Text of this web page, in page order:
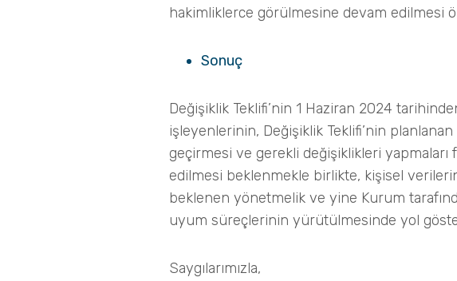
hakimliklerce görülmesine devam edilmesi
Sonuç
Değişiklik Teklifi’nin 1 Haziran 2024
işleyenlerinin, Değişiklik Teklifi’nin
geçirmesi ve gerekli değişiklikleri yapmaları
edilmesi beklenmekle birlikte, kişisel verilerin
beklenen yönetmelik ve yine Kurum
uyum süreçlerinin yürütülmesinde yol
Saygılarımızla,